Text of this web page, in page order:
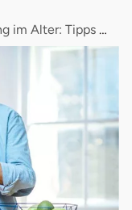
Alter: Tipps zu gesund...